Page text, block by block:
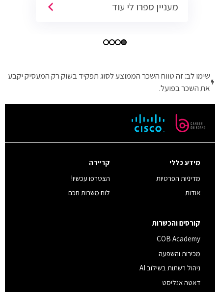
מעניין ספרו לי עוד
שימו לב: זה טווח השכר הממוצע לסוג תפקיד בשוק רק המעסיק יקבע
את השכר בפועל.
מידע כללי
מדיניות הפרטיות
אודות
קריירה
הצטרפו עכשיו!
לוח משרות חכם
קורסים והכשרות
COB Academy
מכירות והשפעה
ניהול רשתות בשילוב AI
דאטה אנליסט